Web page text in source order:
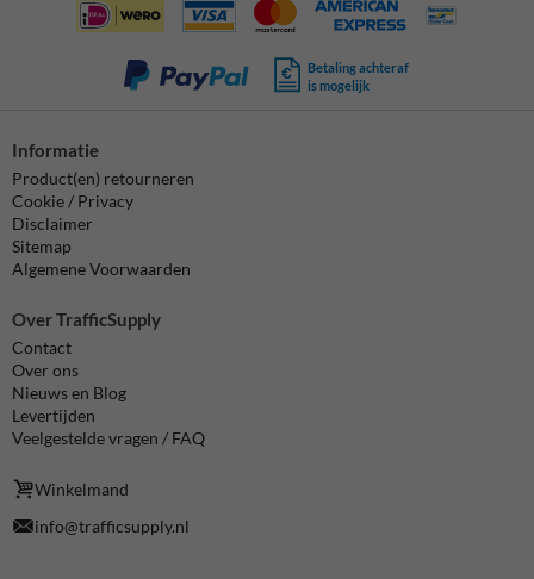
Betaling achteraf
is mogelijk
Informatie
Product(en) retourneren
Cookie / Privacy
Disclaimer
Sitemap
Algemene Voorwaarden
Over TrafficSupply
Contact
Over ons
Nieuws en Blog
Levertijden
Veelgestelde vragen / FAQ
Winkelmand
info@trafficsupply.nl